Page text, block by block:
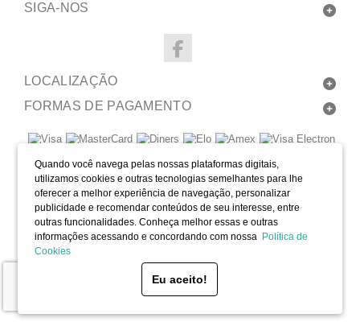
Quando você navega pelas nossas plataformas digitais,
utilizamos cookies e outras tecnologias semelhantes para lhe
oferecer a melhor experiência de navegação, personalizar
publicidade e recomendar conteúdos de seu interesse, entre
outras funcionalidades. Conheça melhor essas e outras
informações acessando e concordando com nossa Política de
Cookies
Eu aceito!
SIGA-NOS
LOCALIZAÇÃO
FORMAS DE PAGAMENTO
SELOS
Desenvolvido por Bruc Internet